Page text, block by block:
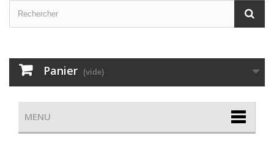
Panier (vide)
MENU